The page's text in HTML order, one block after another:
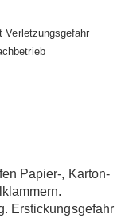
Verletzungsgefahr
Papier-, Karton-
Erstickungsgefahr